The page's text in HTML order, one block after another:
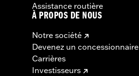
Assistance routière
À PROPOS DE NOUS
Notre société
Devenez un concessionnaire
Carrières
Investisseurs